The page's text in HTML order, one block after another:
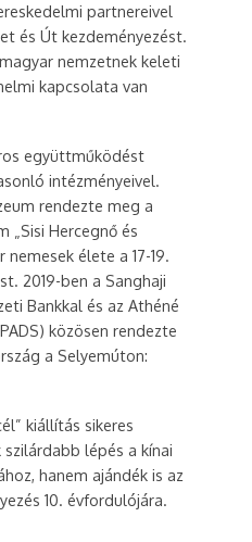
partnereivel
és Út kezdeményezést.
nemzetnek keleti
kapcsolata van
együttműködést
intézményeivel.
rendezte meg a
„Sisi Hercegnő és
élete a 17-19.
2019-ben a Sanghaji
Bankkal és az Athéné
közösen rendezte
a Selyemúton:
kiállítás sikeres
lépés a kínai
hanem ajándék is az
10. évfordulójára.